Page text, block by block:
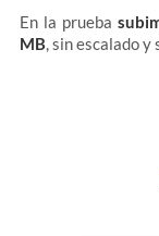
En la prueba
MB, sin escalado